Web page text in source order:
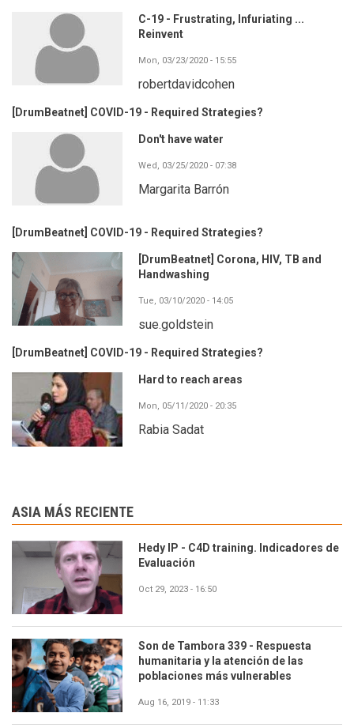
C-19 - Frustrating, Infuriating ...
Reinvent
Mon, 03/23/2020 - 15:55
robertdavidcohen
[DrumBeatnet] COVID-19 - Required Strategies?
Don't have water
Wed, 03/25/2020 - 07:38
Margarita Barrón
[DrumBeatnet] COVID-19 - Required Strategies?
[DrumBeatnet] Corona, HIV, TB and
Handwashing
Tue, 03/10/2020 - 14:05
sue.goldstein
[DrumBeatnet] COVID-19 - Required Strategies?
Hard to reach areas
Mon, 05/11/2020 - 20:35
Rabia Sadat
ASIA MÁS RECIENTE
Hedy IP - C4D training. Indicadores de
Evaluación
Oct 29, 2023 - 16:50
Son de Tambora 339 - Respuesta
humanitaria y la atención de las
poblaciones más vulnerables
Aug 16, 2019 - 11:33